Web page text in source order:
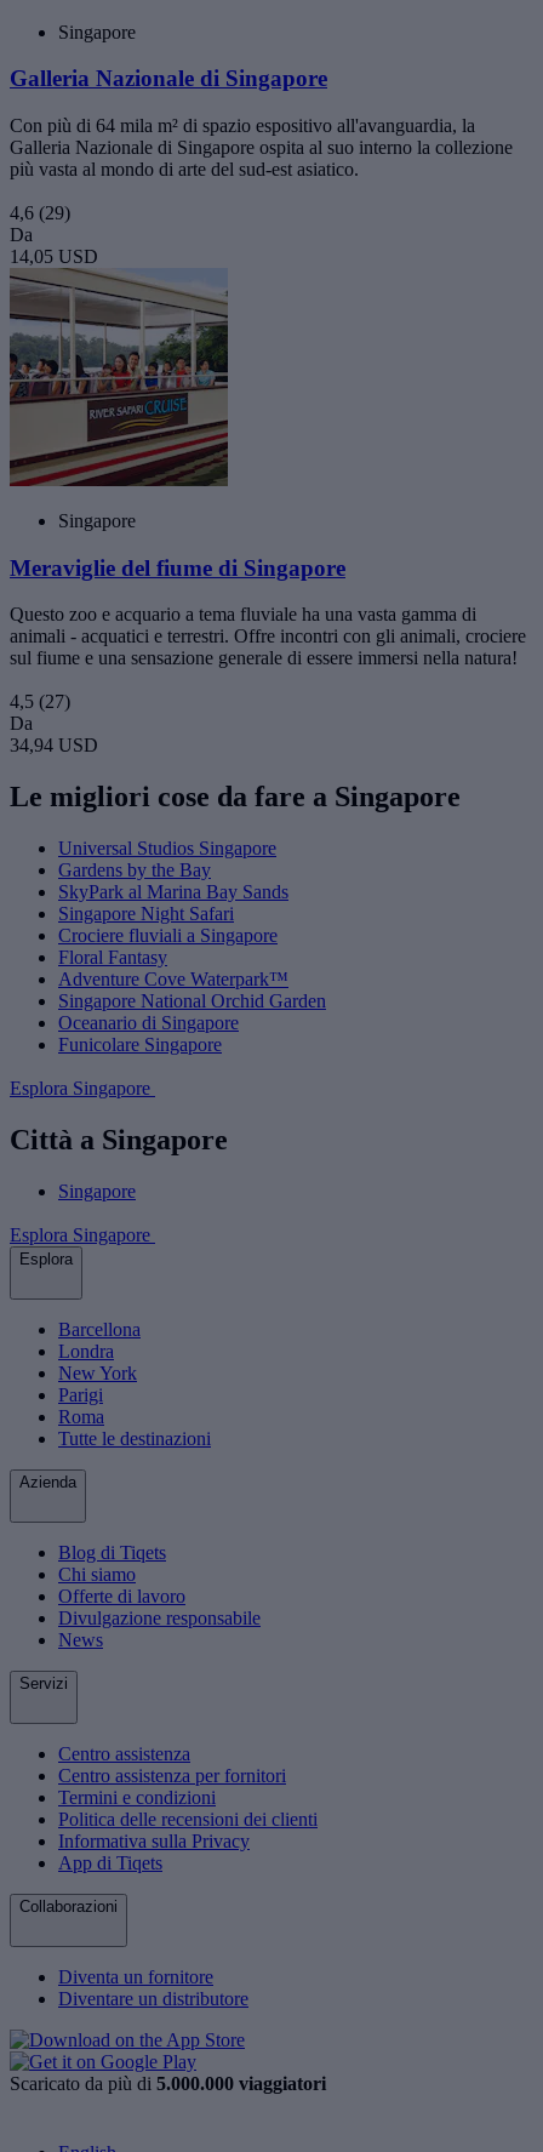
Singapore
Galleria Nazionale di Singapore
Con più di 64 mila m² di spazio espositivo all'avanguardia, la
Galleria Nazionale di Singapore ospita al suo interno la collezione
più vasta al mondo di arte del sud-est asiatico.
4,6 (29)
Da
14,05 USD
Singapore
Meraviglie del fiume di Singapore
Questo zoo e acquario a tema fluviale ha una vasta gamma di
animali - acquatici e terrestri. Offre incontri con gli animali, crociere
sul fiume e una sensazione generale di essere immersi nella natura!
4,5 (27)
Da
34,94 USD
Le migliori cose da fare a Singapore
Universal Studios Singapore
Gardens by the Bay
SkyPark al Marina Bay Sands
Singapore Night Safari
Crociere fluviali a Singapore
Floral Fantasy
Adventure Cove Waterpark™
Singapore National Orchid Garden
Oceanario di Singapore
Funicolare Singapore
Esplora Singapore
Città a Singapore
Singapore
Esplora Singapore
Esplora
Barcellona
Londra
New York
Parigi
Roma
Tutte le destinazioni
Azienda
Blog di Tiqets
Chi siamo
Offerte di lavoro
Divulgazione responsabile
News
Servizi
Centro assistenza
Centro assistenza per fornitori
Termini e condizioni
Politica delle recensioni dei clienti
Informativa sulla Privacy
App di Tiqets
Collaborazioni
Diventa un fornitore
Diventare un distributore
Scaricato da più di 5.000.000 viaggiatori